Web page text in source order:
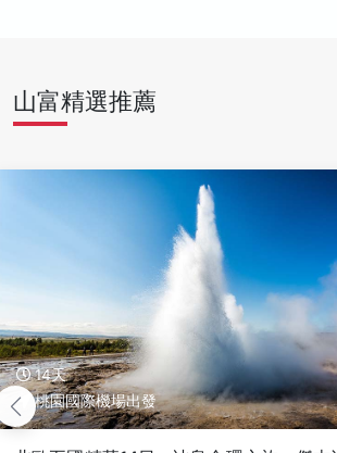
山富精選推薦
16天
桃園國際機場出發